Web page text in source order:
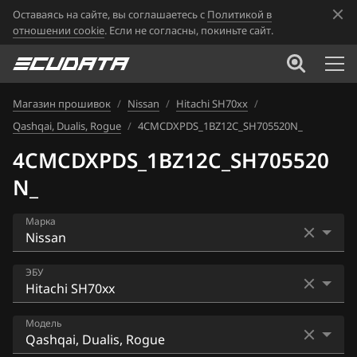
Оставаясь на сайте, вы соглашаетесь с Политикой в
отношении cookie. Если не согласны, покиньте сайт.
Магазин прошивок / Nissan / Hitachi SH70xx /
Qashqai, Dualis, Rogue / 4CMCDXPDS_1BZ12C_SH705520N_
4CMCDXPDS_1BZ12C_SH705520
N_
Марка
Acura
Alfa Romeo
ATLAS
ЭБУ
Bosch EDC16CP33
Bosch EDC17C84
Модель